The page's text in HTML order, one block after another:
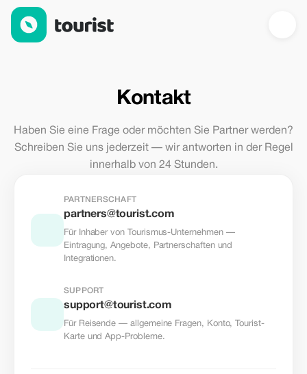
Kontakt — Tourist.com
Kontakt
Haben Sie eine Frage oder möchten Sie Partner werden?
Schreiben Sie uns jederzeit — wir antworten in der Regel
innerhalb von 24 Stunden.
PARTNERSCHAFT
partners@tourist.com
Für Inhaber von Tourismus-Unternehmen —
Eintragung, Angebote, Partnerschaften und
Integrationen.
SUPPORT
support@tourist.com
Für Reisende — allgemeine Fragen, Konto, Tourist-
Karte und App-Probleme.